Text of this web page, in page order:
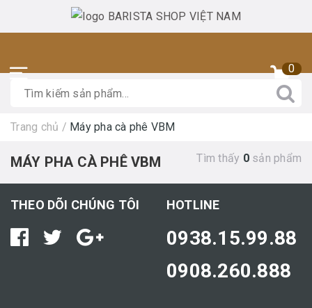
0
Trang chủ / Máy pha cà phê VBM
MÁY PHA CÀ PHÊ VBM Tìm thấy 0sản phẩm
THEO DÕI CHÚNG TÔI HOTLINE
0938.15.99.88
0908.260.888